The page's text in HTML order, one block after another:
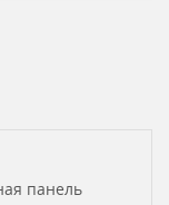
панель